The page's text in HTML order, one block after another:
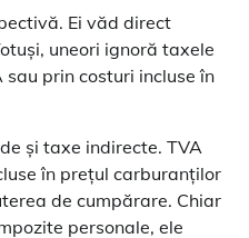
Ei văd direct
uneori ignoră taxele
prin costuri incluse în
și taxe indirecte. TVA
în prețul carburanților
de cumpărare. Chiar
personale, ele